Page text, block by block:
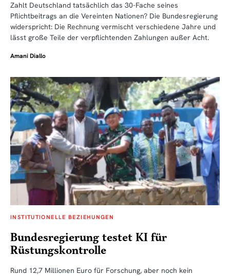
Zahlt Deutschland tatsächlich das 30-Fache seines
Pflichtbeitrags an die Vereinten Nationen? Die Bundesregierung
widerspricht: Die Rechnung vermischt verschiedene Jahre und
lässt große Teile der verpflichtenden Zahlungen außer Acht.
Amani Diallo
INSTITUTIONELLE BEZIEHUNGEN
Bundesregierung testet KI für
Rüstungskontrolle
Rund 12,7 Millionen Euro für Forschung, aber noch kein